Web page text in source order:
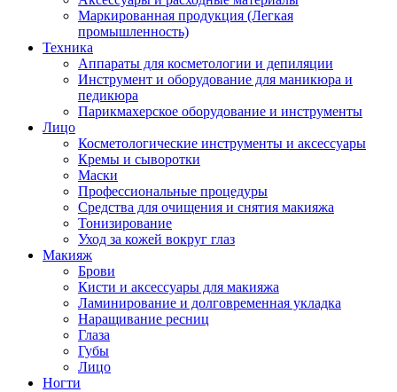
Маркированная продукция (Легкая
промышленность)
Техника
Аппараты для косметологии и депиляции
Инструмент и оборудование для маникюра и
педикюра
Парикмахерское оборудование и инструменты
Лицо
Косметологические инструменты и аксессуары
Кремы и сыворотки
Маски
Профессиональные процедуры
Средства для очищения и снятия макияжа
Тонизирование
Уход за кожей вокруг глаз
Макияж
Брови
Кисти и аксессуары для макияжа
Ламинирование и долговременная укладка
Наращивание ресниц
Глаза
Губы
Лицо
Ногти